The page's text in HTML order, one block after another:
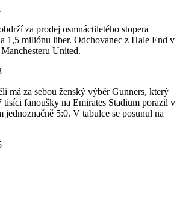
za prodej osmnáctiletého stopera
1,5 miliónu liber. Odchovanec z Hale End v
United.
má za sebou ženský výběr Gunners, který
tisíci fanoušky na Emirates Stadium porazil v
jednoznačně 5:0. V tabulce se posunul na